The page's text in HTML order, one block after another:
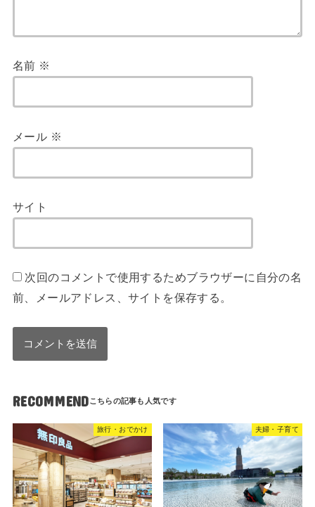
名前 ※
メール ※
サイト
次回のコメントで使用するためブラウザーに自分の名
前、メールアドレス、サイトを保存する。
RECOMMEND
旅行・おでかけ 夫婦・子育て